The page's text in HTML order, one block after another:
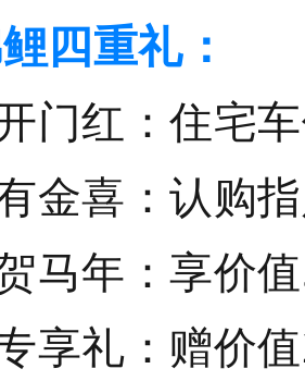
四重礼：
门红：住宅
金喜：认购
马年：享价
享礼：赠价